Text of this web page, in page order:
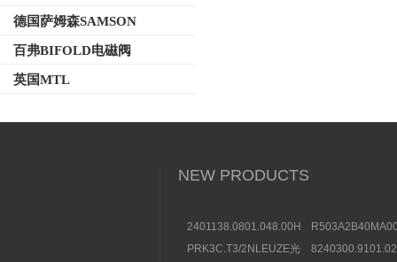
德国萨姆森SAMSON
百弗BIFOLD电磁阀
英国MTL
NEW PRODUCTS
2401138.0801.048.00HERION
数据
PRK3C.T3/2NLEUZE光